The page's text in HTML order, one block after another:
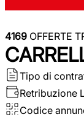
4169 OFFERTE
Tipo di
Retribuzione
Codice